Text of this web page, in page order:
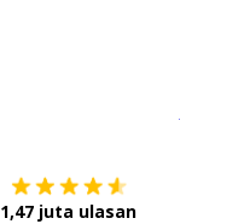
1,47 juta ulasan